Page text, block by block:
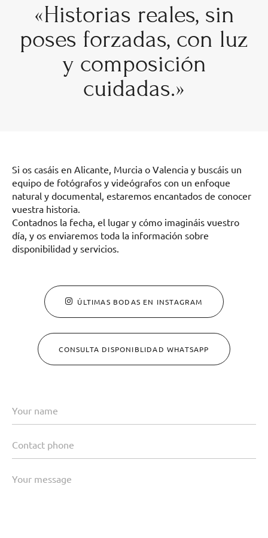
«Historias reales, sin
poses forzadas, con luz
y composición
cuidadas.»
Si os casáis en Alicante, Murcia o Valencia y buscáis un
equipo de fotógrafos y videógrafos con un enfoque
natural y documental, estaremos encantados de conocer
vuestra historia.
Contadnos la fecha, el lugar y cómo imagináis vuestro
día, y os enviaremos toda la información sobre
disponibilidad y servicios.
ÚLTIMAS BODAS EN INSTAGRAM
CONSULTA DISPONIBLIDAD WHATSAPP